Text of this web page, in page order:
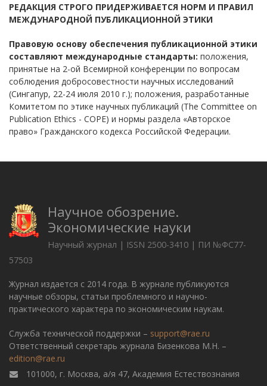
РЕДАКЦИЯ СТРОГО ПРИДЕРЖИВАЕТСЯ НОРМ И ПРАВИЛ
МЕЖДУНАРОДНОЙ ПУБЛИКАЦИОННОЙ ЭТИКИ
Правовую основу обеспечения публикационной этики
составляют международные стандарты: положения,
принятые на 2-ой Всемирной конференции по вопросам
соблюдения добросовестности научных исследований
(Сингапур, 22-24 июля 2010 г.); положения, разработанные
Комитетом по этике научных публикаций (The Committee on
Publication Ethics - COPE) и нормы раздела «Авторское
право» Гражданского кодекса Российской Федерации.
Научное обозрение.
Экономические науки
Научный журнал | ISSN 2500-3410 | ПИ №ФС77-
57503
Журнал издается с 2014 года. В журнале публикуются
научные обзоры, статьи проблемного и научно-
практического характера по экономическим наукам.
Служба технической поддержки – support@rae.ru
Ответственный секретарь журнала Бизенкова М.Н. –
edition@rae.ru
101000, г. Москва, а/я 47, Академия Естествознания